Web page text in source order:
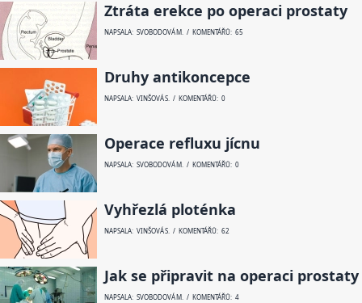
Ztráta erekce po operaci prostaty
NAPSALA: SVOBODOVÁ M. / KOMENTÁŘŮ: 65
Druhy antikoncepce
NAPSALA: VINŠOVÁ S. / KOMENTÁŘŮ: 0
Operace refluxu jícnu
NAPSALA: SVOBODOVÁ M. / KOMENTÁŘŮ: 0
Vyhřezlá ploténka
NAPSALA: VINŠOVÁ S. / KOMENTÁŘŮ: 62
Jak se připravit na operaci prostaty
NAPSALA: SVOBODOVÁ M. / KOMENTÁŘŮ: 4